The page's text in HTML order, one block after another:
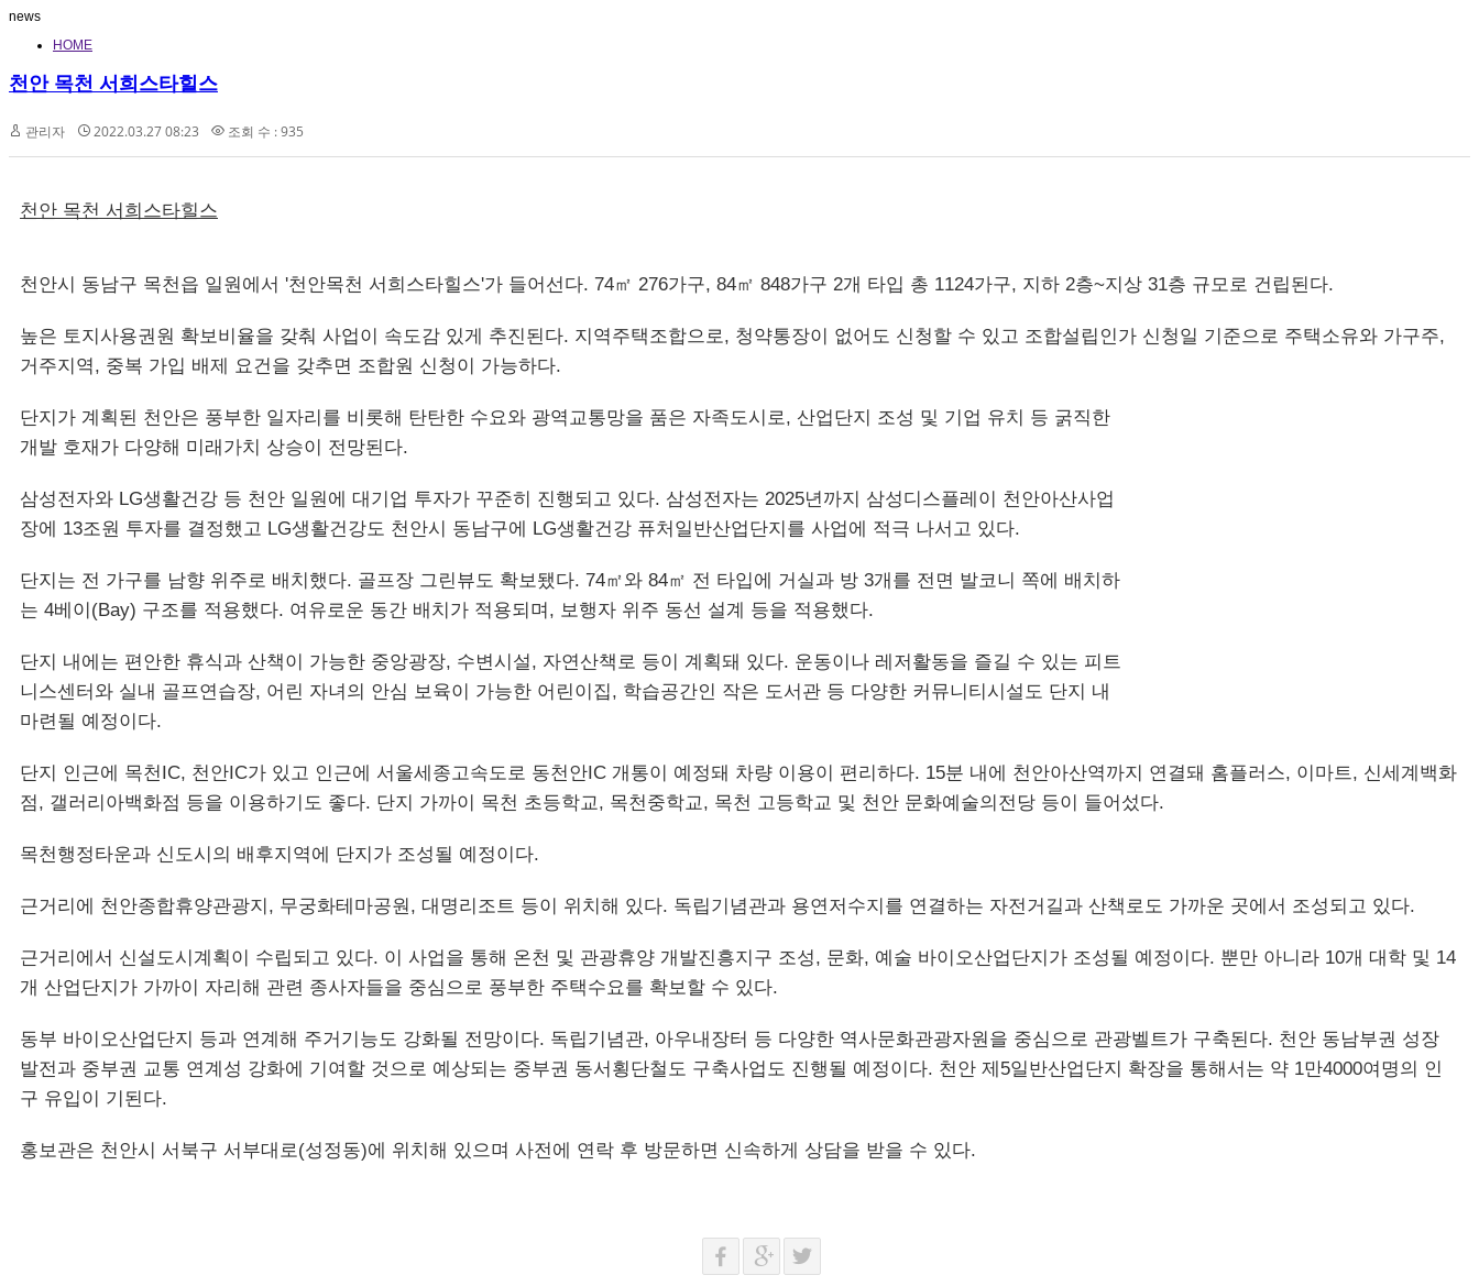
news
HOME
천안 목천 서희스타힐스
관리자 2022.03.27 08:23 조회 수 : 935
천안 목천 서희스타힐스
천안시 동남구 목천읍 일원에서 '천안목천 서희스타힐스'가 들어선다. 74㎡ 276가구, 84㎡ 848가구 2개 타입 총 1124가구, 지하 2층~지상 31층 규모로 건립된다.
높은 토지사용권원 확보비율을 갖춰 사업이 속도감 있게 추진된다. 지역주택조합으로, 청약통장이 없어도 신청할 수 있고 조합설립인가 신청일 기준으로 주택소유와 가구주,
거주지역, 중복 가입 배제 요건을 갖추면 조합원 신청이 가능하다.
단지가 계획된 천안은 풍부한 일자리를 비롯해 탄탄한 수요와 광역교통망을 품은 자족도시로, 산업단지 조성 및 기업 유치 등 굵직한
개발 호재가 다양해 미래가치 상승이 전망된다.
삼성전자와 LG생활건강 등 천안 일원에 대기업 투자가 꾸준히 진행되고 있다. 삼성전자는 2025년까지 삼성디스플레이 천안아산사업
장에 13조원 투자를 결정했고 LG생활건강도 천안시 동남구에 LG생활건강 퓨처일반산업단지를 사업에 적극 나서고 있다.
단지는 전 가구를 남향 위주로 배치했다. 골프장 그린뷰도 확보됐다. 74㎡와 84㎡ 전 타입에 거실과 방 3개를 전면 발코니 쪽에 배치하
는 4베이(Bay) 구조를 적용했다. 여유로운 동간 배치가 적용되며, 보행자 위주 동선 설계 등을 적용했다.
단지 내에는 편안한 휴식과 산책이 가능한 중앙광장, 수변시설, 자연산책로 등이 계획돼 있다. 운동이나 레저활동을 즐길 수 있는 피트
니스센터와 실내 골프연습장, 어린 자녀의 안심 보육이 가능한 어린이집, 학습공간인 작은 도서관 등 다양한 커뮤니티시설도 단지 내
마련될 예정이다.
단지 인근에 목천IC, 천안IC가 있고 인근에 서울세종고속도로 동천안IC 개통이 예정돼 차량 이용이 편리하다. 15분 내에 천안아산역까지 연결돼 홈플러스, 이마트, 신세계백화
점, 갤러리아백화점 등을 이용하기도 좋다. 단지 가까이 목천 초등학교, 목천중학교, 목천 고등학교 및 천안 문화예술의전당 등이 들어섰다.
목천행정타운과 신도시의 배후지역에 단지가 조성될 예정이다.
근거리에 천안종합휴양관광지, 무궁화테마공원, 대명리조트 등이 위치해 있다. 독립기념관과 용연저수지를 연결하는 자전거길과 산책로도 가까운 곳에서 조성되고 있다.
근거리에서 신설도시계획이 수립되고 있다. 이 사업을 통해 온천 및 관광휴양 개발진흥지구 조성, 문화, 예술 바이오산업단지가 조성될 예정이다. 뿐만 아니라 10개 대학 및 14
개 산업단지가 가까이 자리해 관련 종사자들을 중심으로 풍부한 주택수요를 확보할 수 있다.
동부 바이오산업단지 등과 연계해 주거기능도 강화될 전망이다. 독립기념관, 아우내장터 등 다양한 역사문화관광자원을 중심으로 관광벨트가 구축된다. 천안 동남부권 성장
발전과 중부권 교통 연계성 강화에 기여할 것으로 예상되는 중부권 동서횡단철도 구축사업도 진행될 예정이다. 천안 제5일반산업단지 확장을 통해서는 약 1만4000여명의 인
구 유입이 기된다.
홍보관은 천안시 서북구 서부대로(성정동)에 위치해 있으며 사전에 연락 후 방문하면 신속하게 상담을 받을 수 있다.